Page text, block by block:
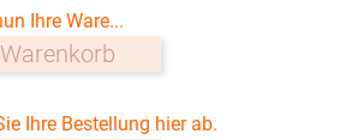
Ihre Ware...
Ihre Bestellung hier ab.